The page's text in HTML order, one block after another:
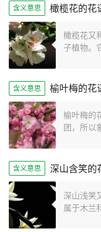
含义意思 橄榄花的花
橄榄花又
子植物。
含义意思 榆叶梅的花
榆叶梅的
团，所以
含义意思 深山含笑的
深山浅笑
属于木兰